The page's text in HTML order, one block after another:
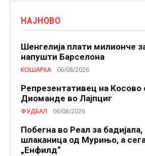
НАЈНОВО
Шенгелија плати милионче
напушти Барселона
КОШАРКА 06/08/2026
Репрезентативец на Косово
Диоманде во Лајпциг
ФУДБАЛ 06/08/2026
Побегна во Реал за
шлаканица од Мурињо, а
„Енфилд“